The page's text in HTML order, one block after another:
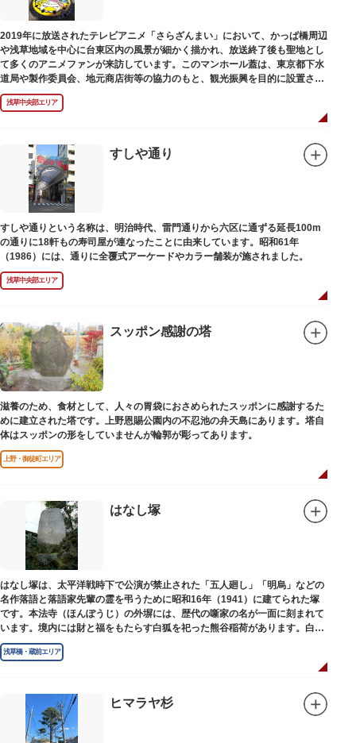
2019年に放送されたテレビアニメ「さらざんまい」において、かっぱ橋周辺
や浅草地域を中心に台東区内の風景が細かく描かれ、放送終了後も聖地とし
て多くのアニメファンが来訪しています。このマンホール蓋は、東京都下水
道局や製作委員会、地元商店街等の協力のもと、観光振興を目的に設置され
ました。
描かれているのは、主人公である矢逆一稀、久慈悠、陣内燕太の3人が、か
っぱ橋に封印されていた謎のカッパ型生命体“ケッピ”によって河童の姿に変
設置年月日：令和3年4月13日
浅草中央部エリア
すしや通り
すしや通りという名称は、明治時代、雷門通りから六区に通ずる延長100m
の通りに18軒もの寿司屋が連なったことに由来しています。昭和61年
（1986）には、通りに全覆式アーケードやカラー舗装が施されました。
浅草中央部エリア
スッポン感謝の塔
滋養のため、食材として、人々の胃袋におさめられたスッポンに感謝するた
めに建立された塔です。上野恩賜公園内の不忍池の弁天島にあります。塔自
体はスッポンの形をしていませんが輪郭が彫ってあります。
上野・御徒町エリア
はなし塚
はなし塚は、太平洋戦時下で公演が禁止された「五人廻し」「明烏」などの
名作落語と落語家先輩の霊を弔うために昭和16年（1941）に建てられた塚
です。本法寺（ほんぽうじ）の外塀には、歴代の噺家の名が一面に刻まれて
います。境内には財と福をもたらす白狐を祀った熊谷稲荷があります。白狐
を祀った稲荷は全国に2ケ所しかない非常に珍しいものです。
浅草橋・蔵前エリア
ヒマラヤ杉